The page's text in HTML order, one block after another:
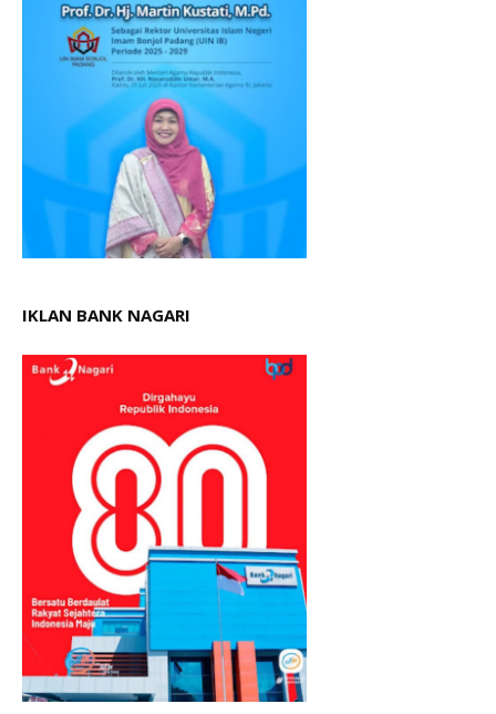
IKLAN BANK NAGARI